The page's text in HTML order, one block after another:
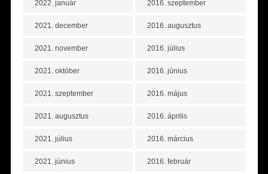
2022. január
2021. december
2021. november
2021. október
2021. szeptember
2021. augusztus
2021. július
2021. június
2016. szeptember
2016. augusztus
2016. július
2016. június
2016. május
2016. április
2016. március
2016. február